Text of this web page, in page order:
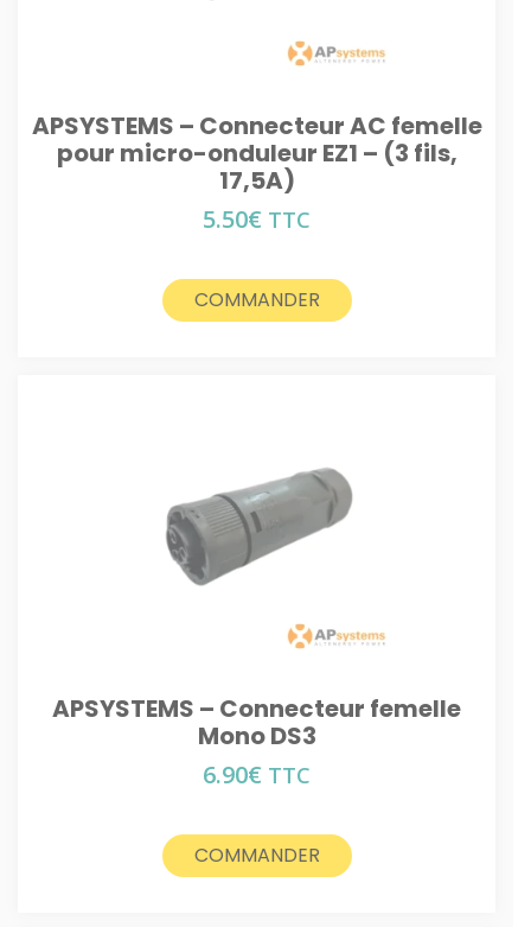
APSYSTEMS – Connecteur AC femelle
pour micro-onduleur EZ1 – (3 fils,
17,5A)
5.50€ TTC
COMMANDER
APSYSTEMS – Connecteur femelle
Mono DS3
6.90€ TTC
COMMANDER